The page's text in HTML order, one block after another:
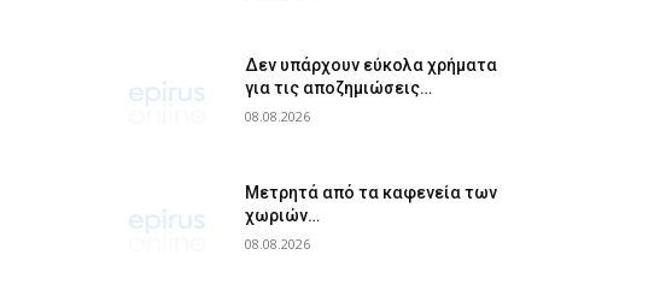
Δεν υπάρχουν εύκολα χρήματα
για τις αποζημιώσεις…
08.08.2026
Μετρητά από τα καφενεία των
χωριών…
08.08.2026